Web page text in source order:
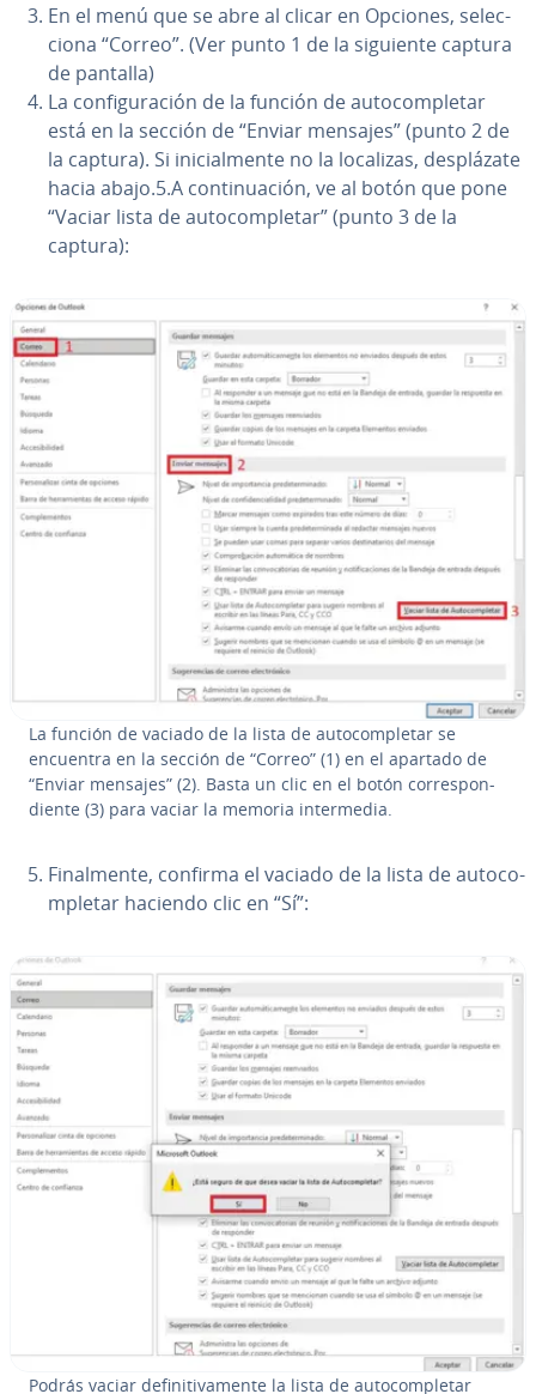
En el menú que se abre al clicar en Opciones, se­le­c­
cio­na “Correo”. (Ver punto 1 de la siguiente captura
de pantalla)
La co­n­fi­gu­ra­ción de la función de au­to­co­m­ple­tar
está en la sección de “Enviar mensajes” (punto 2 de
la captura). Si ini­cia­l­me­n­te no la localizas, de­s­plá­za­te
hacia abajo.5.A co­n­ti­nua­ción, ve al botón que pone
“Vaciar lista de au­to­co­m­ple­tar” (punto 3 de la
captura):
La función de vaciado de la lista de au­to­co­m­ple­tar se
encuentra en la sección de “Correo” (1) en el apartado de
“Enviar mensajes” (2). Basta un clic en el botón co­rre­s­po­n­
die­n­te (3) para vaciar la memoria in­te­r­me­dia.
Fi­na­l­me­n­te, confirma el vaciado de la lista de au­to­co­
m­ple­tar haciendo clic en “Sí”:
Podrás vaciar de­fi­ni­ti­va­me­n­te la lista de au­to­co­m­ple­tar